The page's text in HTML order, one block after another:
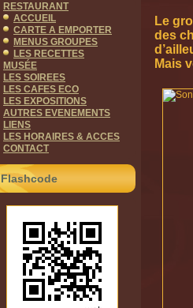
RESTAURANT
ACCUEIL
CARTE A EMPORTER
MENUS GROUPES
LES RECETTES
MUSÉE
LES SOIREES
LES CAFES ECO
LES EXPOSITIONS
AUTRES EVENEMENTS
LIENS
LES HORAIRES & ACCES
CONTACT
Flashcode
Le
des
Mais